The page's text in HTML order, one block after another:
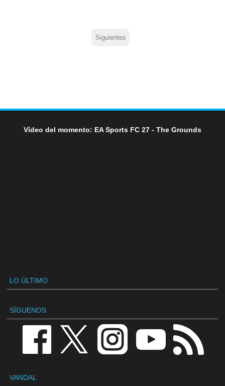
Siguientes
Vídeo del momento: EA Sports FC 27 - The Grounds
LO ÚLTIMO
SÍGUENOS
VANDAL